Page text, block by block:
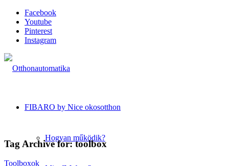
Facebook
Youtube
Pinterest
Instagram
FIBARO by Nice okosotthon
Hogyan működik?
Tag Archive for:toolbox
Toolboxok